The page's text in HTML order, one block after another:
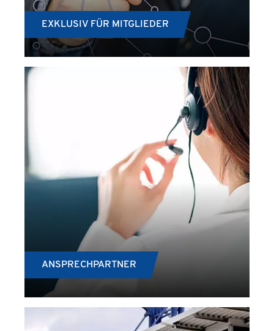
EXKLUSIV FÜR MITGLIEDER
ANSPRECHPARTNER